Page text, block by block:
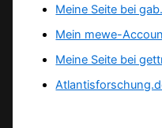
Meine Seite bei
Mein mewe-
Meine Seite bei